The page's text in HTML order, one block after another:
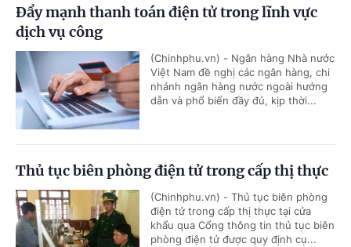
Đẩy mạnh thanh toán điện tử trong lĩnh vực
dịch vụ công
(Chinhphu.vn) - Ngân hàng Nhà nước
Việt Nam đề nghị các ngân hàng, chi
nhánh ngân hàng nước ngoài hướng
dẫn và phổ biến đầy đủ, kịp thời...
Thủ tục biên phòng điện tử trong cấp thị thực
(Chinhphu.vn) - Thủ tục biên phòng
điện tử trong cấp thị thực tại cửa
khẩu qua Cổng thông tin thủ tục biên
phòng điện tử được quy định cụ...